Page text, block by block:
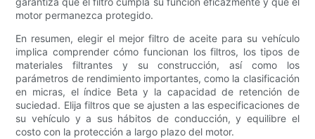
motor permanezca protegido.
En resumen, elegir el mejor filtro de aceite para su vehículo
implica comprender cómo funcionan los filtros, los tipos de
materiales filtrantes y su construcción, así como los
parámetros de rendimiento importantes, como la clasificación
en micras, el índice Beta y la capacidad de retención de
suciedad. Elija filtros que se ajusten a las especificaciones de
su vehículo y a sus hábitos de conducción, y equilibre el
costo con la protección a largo plazo del motor.